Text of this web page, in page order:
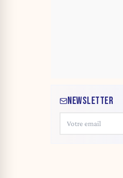
NEWSLETTER